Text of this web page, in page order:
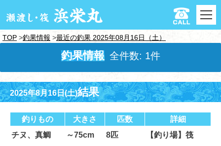
TOP 釣果情報 最近の釣果 2025年08月16日（土）
釣果情報 全件数: 1件
2025年8月16日(土)結果
釣りもの 大きさ 匹数
詳細
チヌ、真鯛
～75cm 8匹 【釣り場】筏